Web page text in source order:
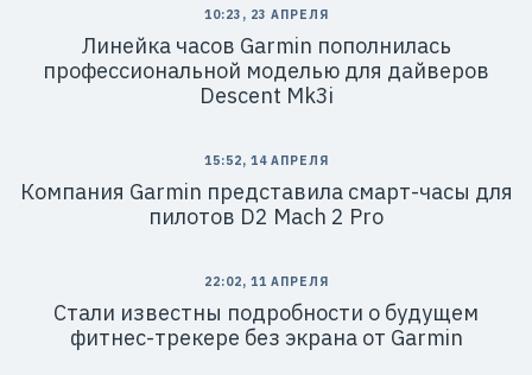
10:23, 23 АПРЕЛЯ
Линейка часов Garmin пополнилась
профессиональной моделью для дайверов
Descent Mk3i
15:52, 14 АПРЕЛЯ
Компания Garmin представила смарт-часы для
пилотов D2 Mach 2 Pro
22:02, 11 АПРЕЛЯ
Стали известны подробности о будущем
фитнес-трекере без экрана от Garmin